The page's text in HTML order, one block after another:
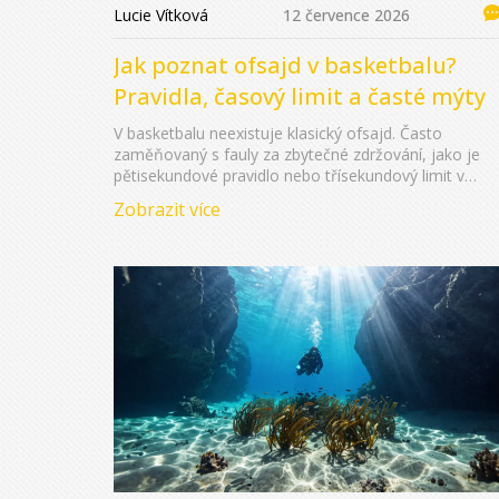
Lucie Vítková 12 července 2026
Jak poznat ofsajd v basketbalu?
Pravidla, časový limit a časté mýty
V basketbalu neexistuje klasický ofsajd. Často
zaměňovaný s fauly za zbytečné zdržování, jako je
pětisekundové pravidlo nebo třísekundový limit v
Zobrazit více